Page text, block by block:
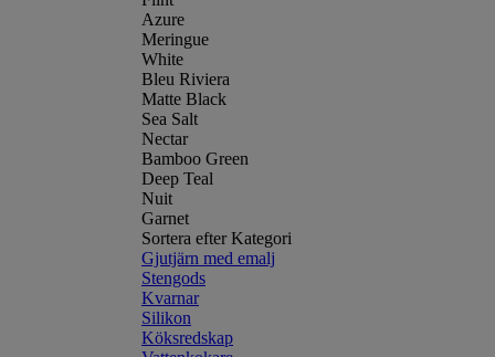
Azure
Meringue
White
Bleu Riviera
Matte Black
Sea Salt
Nectar
Bamboo Green
Deep Teal
Nuit
Garnet
Sortera efter Kategori
Gjutjärn med emalj
Stengods
Kvarnar
Silikon
Köksredskap